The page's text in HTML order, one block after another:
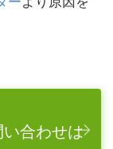
合わせは